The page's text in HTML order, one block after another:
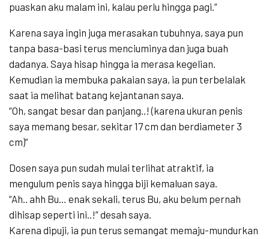
puaskan aku malam ini, kalau perlu hingga pagi.”
Karena saya ingin juga merasakan tubuhnya, saya pun
tanpa basa-basi terus menciuminya dan juga buah
dadanya. Saya hisap hingga ia merasa kegelian.
Kemudian ia membuka pakaian saya, ia pun terbelalak
saat ia melihat batang kejantanan saya.
“Oh, sangat besar dan panjang..! (karena ukuran penis
saya memang besar, sekitar 17 cm dan berdiameter 3
cm)”
Dosen saya pun sudah mulai terlihat atraktif, ia
mengulum penis saya hingga biji kemaluan saya.
“Ah.. ahh Bu… enak sekali, terus Bu, aku belum pernah
dihisap seperti ini..!” desah saya.
Karena dipuji, ia pun terus semangat memaju-mundurkan